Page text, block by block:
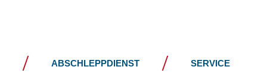
ABSCHLEPPDIENST SERVICE